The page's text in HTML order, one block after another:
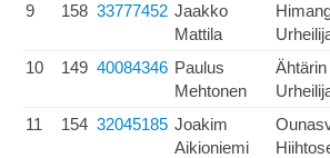
9 158 33777452 Jaakko
Mattila
10 149 40084346 Paulus
Mehtonen
Ähtärin
11 154 32045185 Joakim
Aikioniemi